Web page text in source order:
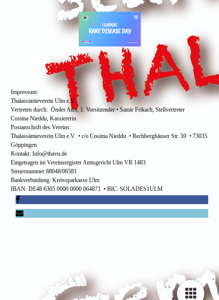
Impressum:
Thalassämieverein Ulm e.V.
Vertreten durch: Önder Ates, 1. Vorsitzender • Samir Frikach, Stellvertreter
Cosima Nieddu, Kassiererin
Postanschrift des Vereins:
Thalassämieverein Ulm e.V. • c/o Cosima Nieddu • Rechberghäuser Str. 59 • 73035
Göppingen
Kontakt: Info@thavu.de
Eingetragen im Vereinsregister Amtsgericht Ulm VR 1483
Steuernummer 88048/06581
Bankverbindung: Kreissparkasse Ulm
IBAN: DE48 6305 0000 0000 064871 • BIC: SOLADES1ULM